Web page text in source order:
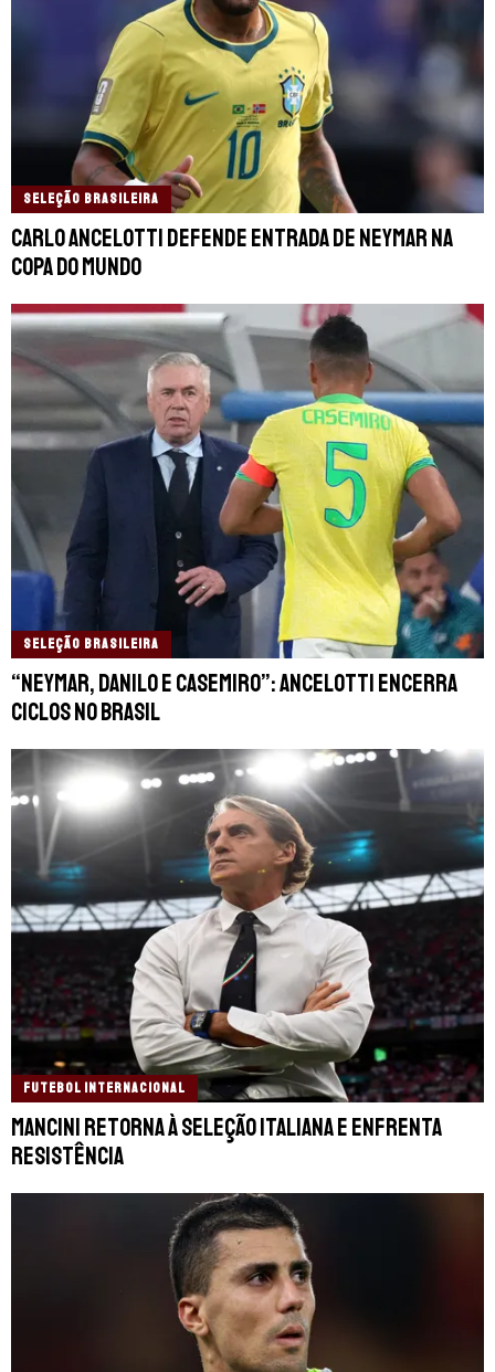
SELEÇÃO BRASILEIRA
Carlo Ancelotti defende entrada de Neymar na
Copa do Mundo
SELEÇÃO BRASILEIRA
“Neymar, Danilo e Casemiro”: Ancelotti encerra
ciclos no Brasil
FUTEBOL INTERNACIONAL
Mancini retorna à Seleção Italiana e enfrenta
resistência